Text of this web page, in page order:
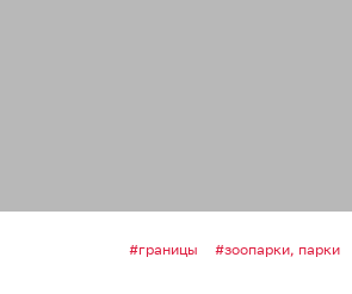
границы зоопарки, парки